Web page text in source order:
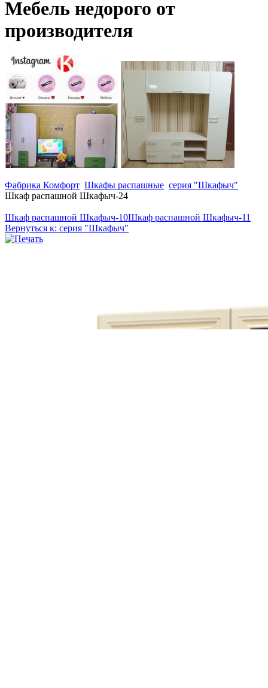
Мебель недорого от
производителя
Фабрика Комфорт Шкафы распашные серия "Шкафыч"
Шкаф распашной Шкафыч-24
Шкаф распашной Шкафыч-10Шкаф распашной Шкафыч-11
Вернуться к: серия "Шкафыч"